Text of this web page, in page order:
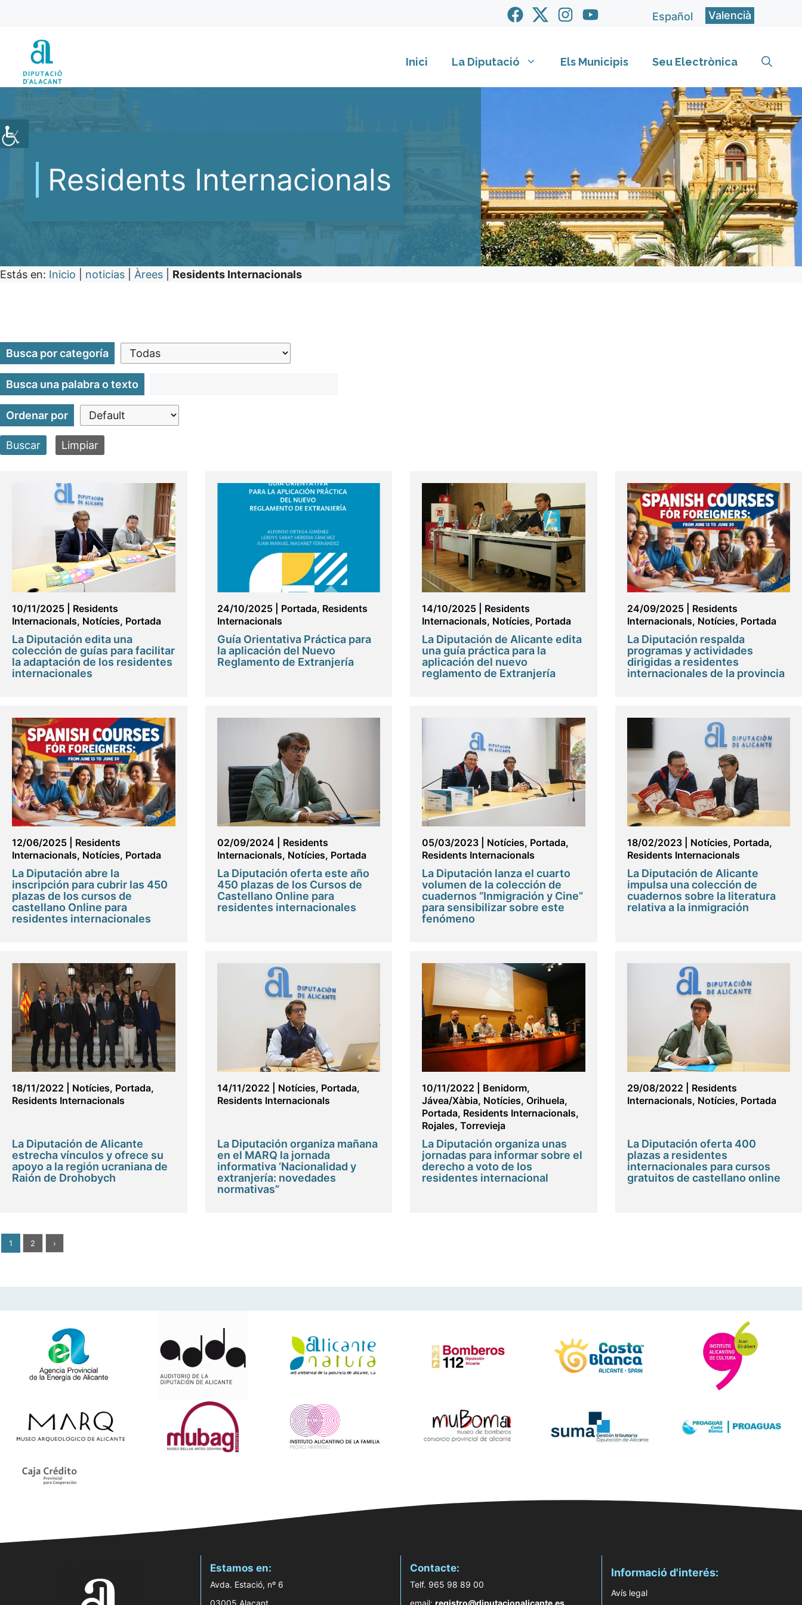
contingut
Español Valencià
Inici La Diputació Els Municipis Seu Electrònica
Residents Internacionals
Estás en: Inicio noticias Àrees Residents Internacionals
Busca por categoría
Busca una palabra o texto
Ordenar por
Buscar Limpiar
10/11/2025
Residents
Internacionals, Notícies, Portada
La Diputación edita una
colección de guías para facilitar
la adaptación de los residentes
internacionales
24/10/2025| Portada, Residents
Internacionals
Guía Orientativa Práctica para
la aplicación del Nuevo
Reglamento de Extranjería
14/10/2025
Residents
Internacionals, Notícies, Portada
La Diputación de Alicante edita
una guía práctica para la
aplicación del nuevo
reglamento de Extranjería
24/09/2025| Residents
Internacionals, Notícies, Portada
La Diputación respalda
programas y actividades
dirigidas a residentes
internacionales de la provincia
12/06/2025
Residents
Internacionals, Notícies, Portada
La Diputación abre la
inscripción para cubrir las 450
plazas de los cursos de
castellano Online para
residentes internacionales
02/09/2024
Residents
Internacionals, Notícies, Portada
La Diputación oferta este año
450 plazas de los Cursos de
Castellano Online para
residentes internacionales
05/03/2023 Notícies, Portada,
Residents Internacionals
La Diputación lanza el cuarto
volumen de la colección de
cuadernos “Inmigración y Cine”
para sensibilizar sobre este
fenómeno
18/02/2023| Notícies, Portada,
Residents Internacionals
La Diputación de Alicante
impulsa una colección de
cuadernos sobre la literatura
relativa a la inmigración
18/11/2022 Notícies, Portada,
Residents Internacionals
La Diputación de Alicante
estrecha vínculos y ofrece su
apoyo a la región ucraniana de
Raión de Drohobych
14/11/2022 Notícies, Portada,
Residents Internacionals
La Diputación organiza mañana
en el MARQ la jornada
informativa ‘Nacionalidad y
extranjería: novedades
normativas”
10/11/2022 Benidorm,
Jávea/Xàbia, Notícies, Orihuela,
Portada, Residents Internacionals,
Rojales, Torrevieja
La Diputación organiza unas
jornadas para informar sobre el
derecho a voto de los
residentes internacional
29/08/2022
Residents
Internacionals, Notícies, Portada
La Diputación oferta 400
plazas a residentes
internacionales para cursos
gratuitos de castellano online
1 2 ›
Estamos en:
Avda. Estació, nº 6
Contacte:
Telf. 965 98 89 00
Informació d'interés:
Avís legal